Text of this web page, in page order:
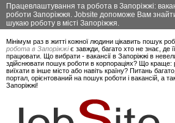
Працевлаштування та робота в Запоріжжі:
роботи Запоріжжя. Jobsite допоможе Вам
шукаю роботу в місті Запоріжжя.
Мінімум раз в житті кожної людини цікавить пошук
робота в Запоріжжіє завжди, багато хто не знає, де
працювати. Що вибрати - вакансії в Запоріжжі в
здійснювати пошук роботи в корпораціях? Що краще:
виїхати в інше місто або навіть країну? Питань
портал, орієнтований на пошук роботи і вакансій, а
Запоріжжі!